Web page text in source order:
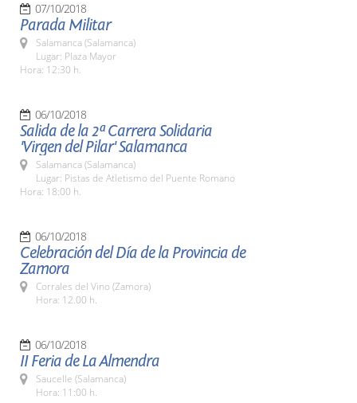
07/10/2018
Parada Militar
Salamanca (Salamanca)
Lugar: Plaza Mayor
Hora: 12:30 h.
06/10/2018
Salida de la 2ª Carrera Solidaria
'Virgen del Pilar' Salamanca
Salamanca (Salamanca)
Lugar: Pistas de Atletismo del Puente Romano
Hora: 18:00 h.
06/10/2018
Celebración del Día de la Provincia de
Zamora
Corrales del Vino (Zamora)
Hora: 12.00 h.
06/10/2018
II Feria de La Almendra
Saucelle (Salamanca)
Hora: 11:00 h.